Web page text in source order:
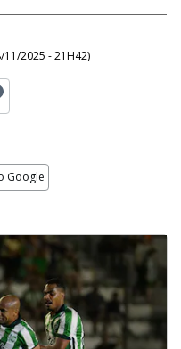
11/2025 - 21H42)
Google